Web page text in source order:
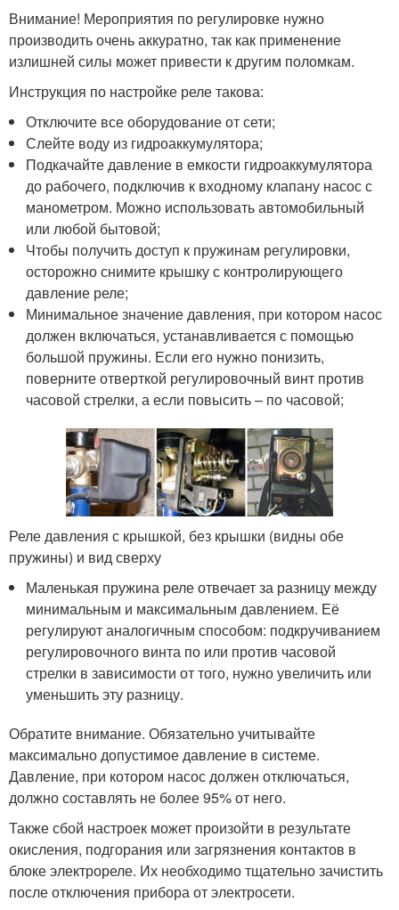
Внимание! Мероприятия по регулировке нужно
производить очень аккуратно, так как применение
излишней силы может привести к другим поломкам.
Инструкция по настройке реле такова:
Отключите все оборудование от сети;
Слейте воду из гидроаккумулятора;
Подкачайте давление в емкости гидроаккумулятора
до рабочего, подключив к входному клапану насос с
манометром. Можно использовать автомобильный
или любой бытовой;
Чтобы получить доступ к пружинам регулировки,
осторожно снимите крышку с контролирующего
давление реле;
Минимальное значение давления, при котором насос
должен включаться, устанавливается с помощью
большой пружины. Если его нужно понизить,
поверните отверткой регулировочный винт против
часовой стрелки, а если повысить – по часовой;
Реле давления с крышкой, без крышки (видны обе
пружины) и вид сверху
Маленькая пружина реле отвечает за разницу между
минимальным и максимальным давлением. Её
регулируют аналогичным способом: подкручиванием
регулировочного винта по или против часовой
стрелки в зависимости от того, нужно увеличить или
уменьшить эту разницу.
Обратите внимание. Обязательно учитывайте
максимально допустимое давление в системе.
Давление, при котором насос должен отключаться,
должно составлять не более 95% от него.
Также сбой настроек может произойти в результате
окисления, подгорания или загрязнения контактов в
блоке электрореле. Их необходимо тщательно зачистить
после отключения прибора от электросети.